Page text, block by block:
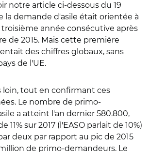
notre article ci-dessous du 19
la demande d'asile était orientée à
troisième année consécutive après
de 2015. Mais cette première
des chiffres globaux, sans
de l'UE.
loin, tout en confirmant ces
Le nombre de primo-
a atteint l'an dernier 580.800,
11% sur 2017 (l'EASO parlait de 10%)
deux par rapport au pic de 2015
million de primo-demandeurs. Le